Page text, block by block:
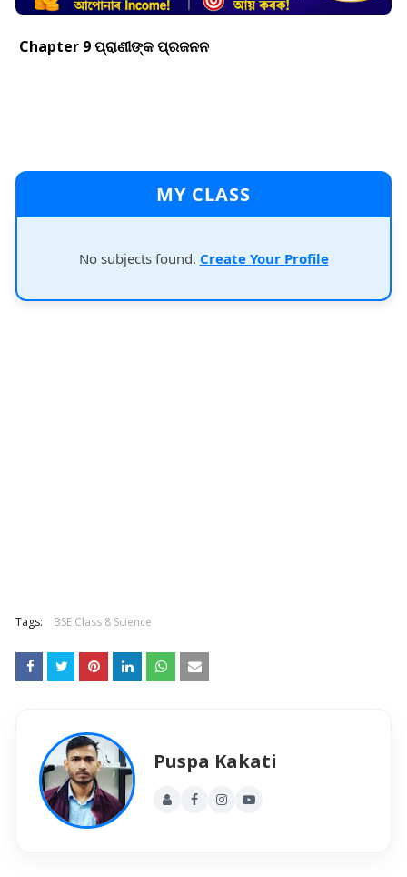
Chapter 9 ପ୍ରାଣୀଙ୍କ ପ୍ରଜନନ
MY CLASS
No subjects found. Create Your Profile
Tags: BSE Class 8 Science
Puspa Kakati